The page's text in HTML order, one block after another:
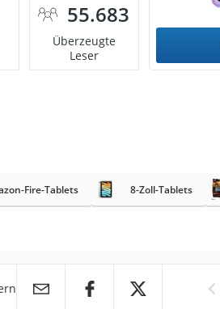
55.683
Überzeugte
Leser
Fire-Tablets 8-Zoll-Tablets